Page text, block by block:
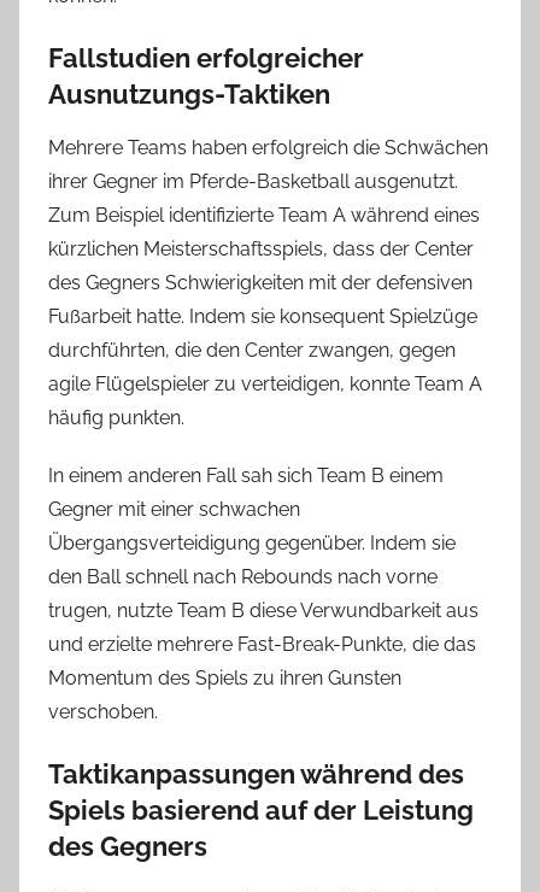
Fallstudien erfolgreicher
Ausnutzungs-Taktiken
Mehrere Teams haben erfolgreich die Schwächen
ihrer Gegner im Pferde-Basketball ausgenutzt.
Zum Beispiel identifizierte Team A während eines
kürzlichen Meisterschaftsspiels, dass der Center
des Gegners Schwierigkeiten mit der defensiven
Fußarbeit hatte. Indem sie konsequent Spielzüge
durchführten, die den Center zwangen, gegen
agile Flügelspieler zu verteidigen, konnte Team A
häufig punkten.
In einem anderen Fall sah sich Team B einem
Gegner mit einer schwachen
Übergangsverteidigung gegenüber. Indem sie
den Ball schnell nach Rebounds nach vorne
trugen, nutzte Team B diese Verwundbarkeit aus
und erzielte mehrere Fast-Break-Punkte, die das
Momentum des Spiels zu ihren Gunsten
verschoben.
Taktikanpassungen während des
Spiels basierend auf der Leistung
des Gegners